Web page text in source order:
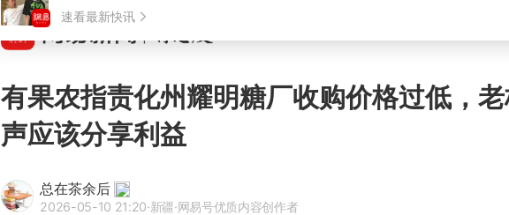
有果农指责化州耀明糖厂收购价格过低，
声应该分享利益
总在茶余后
2026-05-10 21:20·新疆·网易号优质内容创作者